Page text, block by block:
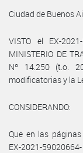
Ciudad de Buenos
VISTO el EX-
MINISTERIO DE
Nº 14.250 (t.o.
modificatorias y la
CONSIDERANDO:
Que en las
EX-2021-